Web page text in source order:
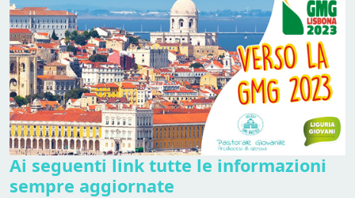
Ai seguenti link tutte le informazioni
sempre aggiornate